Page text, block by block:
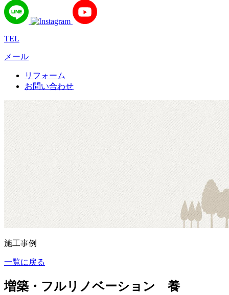
TEL
メール
リフォーム
お問い合わせ
施工事例
一覧に戻る
増築・フルリノベーション 養